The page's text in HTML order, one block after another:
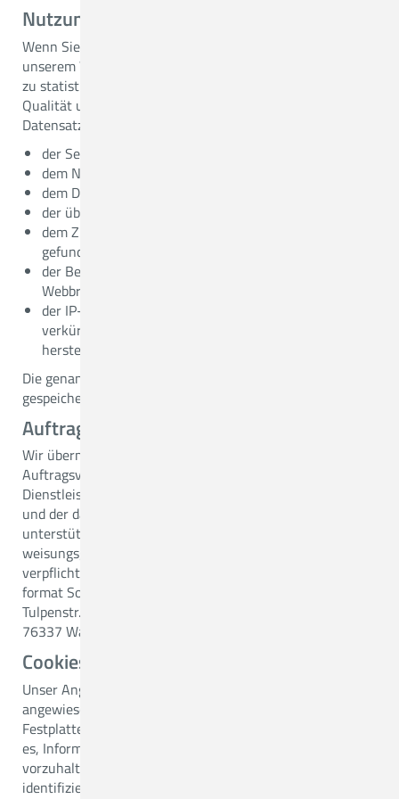
Nutzungsdaten
Wenn Sie unsere Webseiten besuchen, werden auf
unserem Webserver temporär sogenannte Nutzungsdaten
zu statistischen Zwecken als Protokoll gespeichert, um die
Qualität unserer Webseiten zu verbessern. Dieser
Datensatz besteht aus
der Seite, von der aus die Datei angefordert wurde,
dem Namen der Datei,
dem Datum und der Uhrzeit der Abfrage,
der übertragenen Datenmenge,
dem Zugriffsstatus (Datei übertragen, Datei nicht
gefunden),
der Beschreibung des Typs des verwendeten
Webbrowsers,
der IP-Adresse des anfragenden Rechners, die so
verkürzt wird, dass ein Personenbezug nicht mehr
herstellbar ist.
Die genannten Protokolldaten werden nur anonymisiert
gespeichert.
Auftragsverarbeiter
Wir übermitteln Ihre Daten im Rahmen einer
Auftragsverarbeitung gem. § 29 KDG an einen
Dienstleister, der uns beim Betrieb unserer Webseiten
und der damit zusammenhängenden Prozesse
unterstützt. Unser Dienstleister ist uns gegenüber streng
weisungsgebunden und entsprechend vertraglich
verpflichtet. Folgenden Dienstleister setzen wir ein.
format Software-Entwicklung und EDV-Systeme GmbH
Tulpenstr. 19c
76337 Waldbronn
Cookies
Unser Angebot ist nicht auf das Setzen von Cookies
angewiesen. Cookies sind kleine Dateien, die auf der
Festplatte eines Besuchers abgelegt werden. Sie erlauben
es, Informationen über einen bestimmten Zeitraum
vorzuhalten und den Rechner des Besuchers zu
identifizieren. Wir verzichten auf das Setzen von Cookies.